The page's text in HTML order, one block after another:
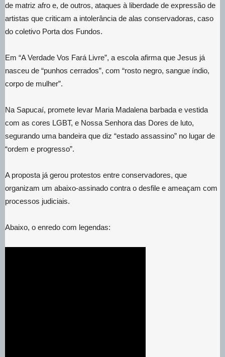
de matriz afro e, de outros, ataques à liberdade de expressão de
artistas que criticam a intolerância de alas conservadoras, caso
do coletivo Porta dos Fundos.
Em “A Verdade Vos Fará Livre”, a escola afirma que Jesus já
nasceu de “punhos cerrados”, com “rosto negro, sangue índio,
corpo de mulher”.
Na Sapucaí, promete levar Maria Madalena barbada e vestida
com as cores LGBT, e Nossa Senhora das Dores de luto,
segurando uma bandeira que diz “estado assassino” no lugar de
“ordem e progresso”.
A proposta já gerou protestos entre conservadores, que
organizam um abaixo-assinado contra o desfile e ameaçam com
processos judiciais.
Abaixo, o enredo com legendas: